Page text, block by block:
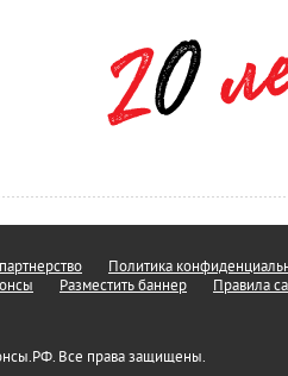
Политика
Разместить баннер Правила
Все права защищены.